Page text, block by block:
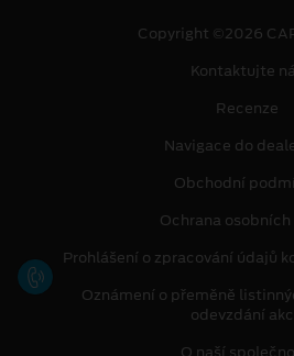
Copyright ©2026
Kontaktujte
Recenze
Navigace do
Obchodní
Ochrana
Prohlášení o zpracování údajů
Oznámení o přeměně
odevzdání